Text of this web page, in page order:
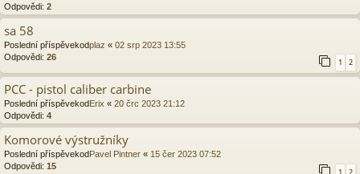
Odpovědi: 2
sa 58
Poslední příspěvekodplaz « 02 srp 2023 13:55
Odpovědi: 26
1 2
PCC - pistol caliber carbine
Poslední příspěvekod Erix « 20 črc 2023 21:12
Odpovědi: 4
Komorové výstružníky
Poslední příspěvekod Pavel Pintner « 15 čer 2023 07:52
Odpovědi: 15
1 2